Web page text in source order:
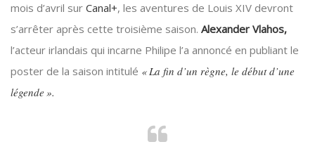
mois d’avril sur Canal+, les aventures de Louis XIV devront
s’arrêter après cette troisième saison. Alexander Vlahos,
l’acteur irlandais qui incarne Philipe l’a annoncé en publiant le
poster de la saison intitulé « La fin d’un règne, le début d’une
légende ».